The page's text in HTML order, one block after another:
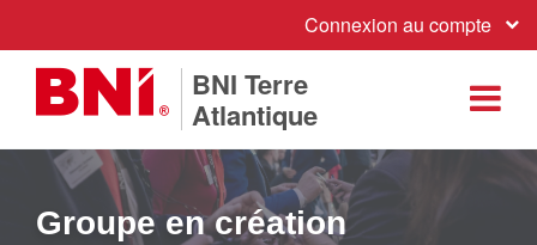
Connexion au compte
BNI Terre
Atlantique
Groupe en création